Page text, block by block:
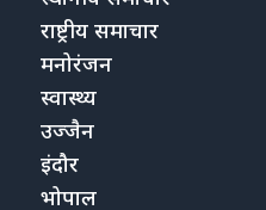
राष्ट्रीय समाचार
मनोरंजन
स्वास्थ्य
उज्जैन
इंदौर
भोपाल